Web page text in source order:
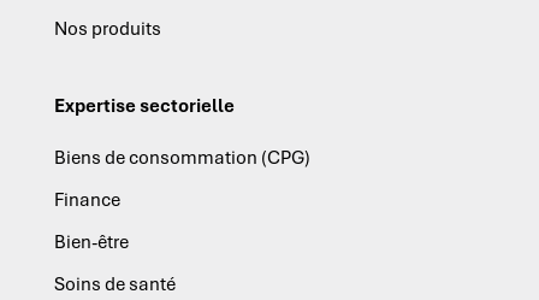
Nos produits
Expertise sectorielle
Biens de consommation (CPG)
Finance
Bien-être
Soins de santé